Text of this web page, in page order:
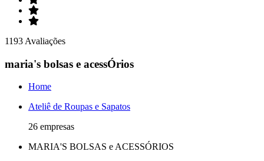
1193 Avaliações
maria's bolsas e acessÓrios
Home
Ateliê de Roupas e Sapatos
26 empresas
MARIA'S BOLSAS e ACESSÓRIOS